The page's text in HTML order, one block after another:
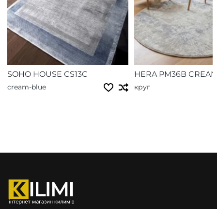
SOHO HOUSE CS13C
cream-blue
HERA PM36B
круг